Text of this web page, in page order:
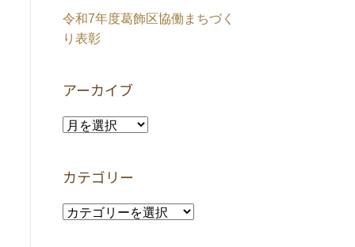
令和7年度葛飾区協働まちづく
り表彰
アーカイブ
ア
イ
ブ
カテゴリー
カ